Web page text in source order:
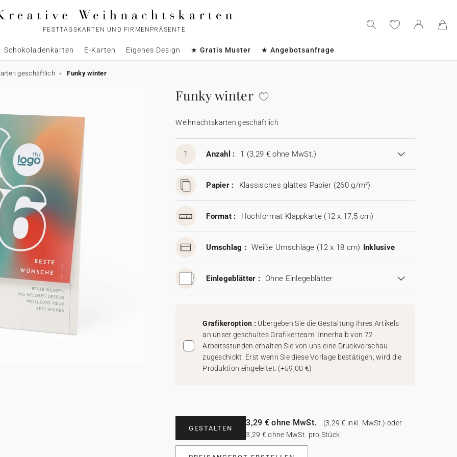
FESTTAGSKARTEN UND FIRMENPRÄSENTE
Schokoladenkarten E-Karten Eigenes Design ★ Gratis Muster ★ Angebotsanfrage
geschäftlich Funky winter
Funky winter
Weihnachtskarten geschäftlich
1 Anzahl : 1 (3,29 € ohne MwSt.)
Papier : Klassisches glattes Papier (260 g/m²)
Format : Hochformat Klappkarte (12 x 17,5 cm)
Umschlag : Weiße Umschläge (12 x 18 cm) Inklusive
Einlegeblätter : Ohne Einlegeblätter
Grafikeroption : Übergeben Sie die Gestaltung Ihres Artikels
an unser geschultes Grafikerteam. Innerhalb von 72
Arbeitsstunden erhalten Sie von uns eine Druckvorschau
zugeschickt. Erst wenn Sie diese Vorlage bestätigen, wird die
Produktion eingeleitet. (+59,00 €)
GESTALTEN
3,29 € ohne MwSt.
(3,29 € inkl. MwSt.) oder
3,29 € ohne MwSt. pro Stück